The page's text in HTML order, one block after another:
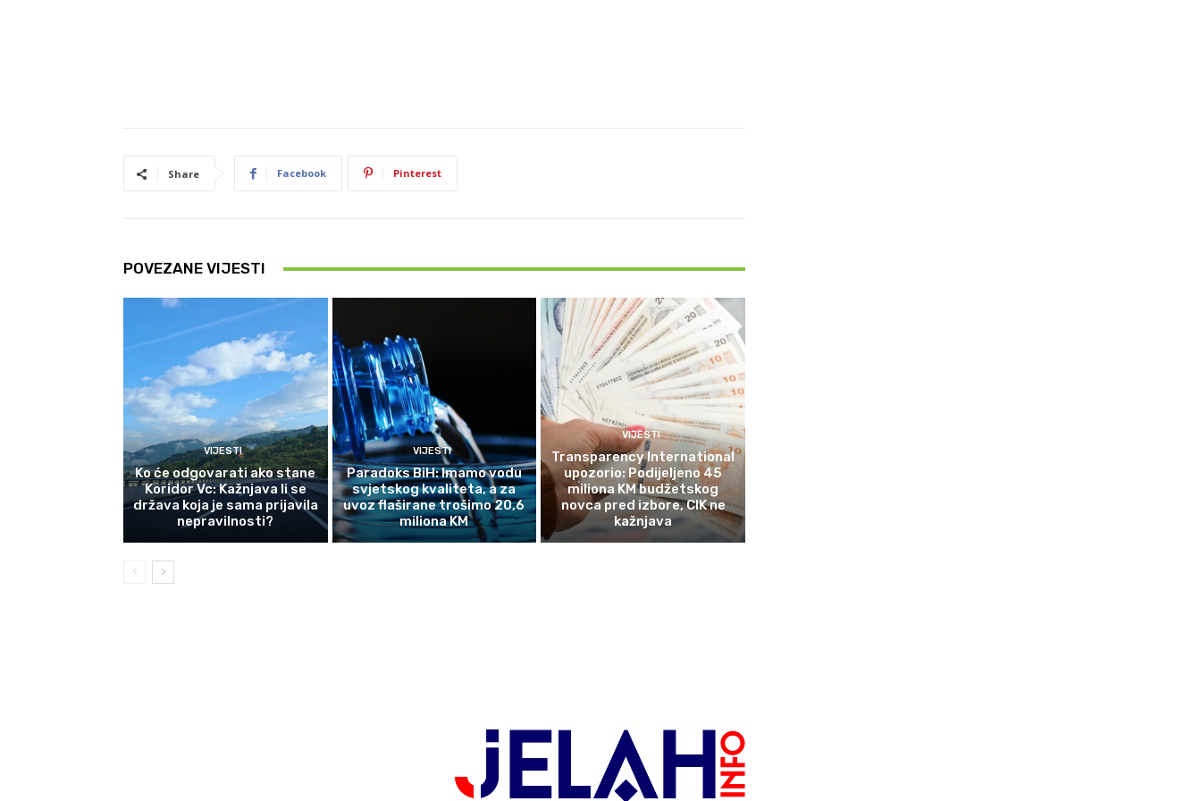
Share Facebook Pinterest
POVEZANE VIJESTI
VIJESTI
Ko će odgovarati ako stane
Koridor Vc: Kažnjava li se
država koja je sama prijavila
nepravilnosti?
VIJESTI
Paradoks BiH: Imamo vodu
svjetskog kvaliteta, a za
uvoz flaširane trošimo 20,6
miliona KM
VIJESTI
Transparency International
upozorio: Podijeljeno 45
miliona KM budžetskog
novca pred izbore, CIK ne
kažnjava